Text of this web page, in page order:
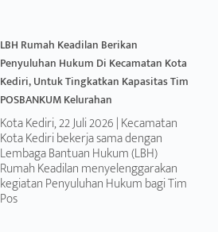
LBH Rumah Keadilan Berikan
Penyuluhan Hukum Di Kecamatan Kota
Kediri, Untuk Tingkatkan Kapasitas Tim
POSBANKUM Kelurahan
Kota Kediri, 22 Juli 2026 | Kecamatan
Kota Kediri bekerja sama dengan
Lembaga Bantuan Hukum (LBH)
Rumah Keadilan menyelenggarakan
kegiatan Penyuluhan Hukum bagi Tim
Pos